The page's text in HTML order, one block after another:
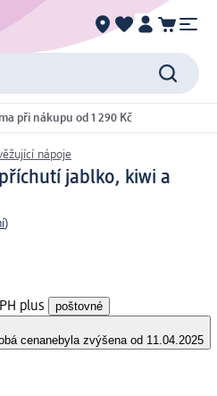
při nákupu od 1 290 Kč
nápoje
jablko, kiwi a
)
plus poštovné
cenanebyla zvýšena od 11.04.2025